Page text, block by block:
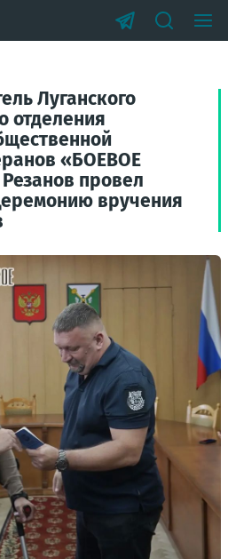
Луганского
отделения
«БОЕВОЕ
провел
вручения